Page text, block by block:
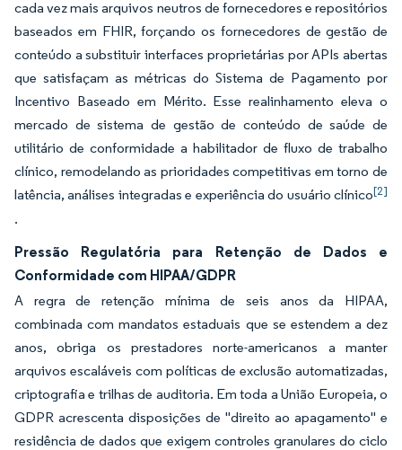
cada vez mais arquivos neutros de fornecedores e repositórios
baseados em FHIR, forçando os fornecedores de gestão de
conteúdo a substituir interfaces proprietárias por APIs abertas
que satisfaçam as métricas do Sistema de Pagamento por
Incentivo Baseado em Mérito. Esse realinhamento eleva o
mercado de sistema de gestão de conteúdo de saúde de
utilitário de conformidade a habilitador de fluxo de trabalho
clínico, remodelando as prioridades competitivas em torno de
latência, análises integradas e experiência do usuário clínico[2]
.
Pressão Regulatória para Retenção de Dados e
Conformidade com HIPAA/GDPR
A regra de retenção mínima de seis anos da HIPAA,
combinada com mandatos estaduais que se estendem a dez
anos, obriga os prestadores norte-americanos a manter
arquivos escaláveis com políticas de exclusão automatizadas,
criptografia e trilhas de auditoria. Em toda a União Europeia, o
GDPR acrescenta disposições de "direito ao apagamento" e
residência de dados que exigem controles granulares do ciclo